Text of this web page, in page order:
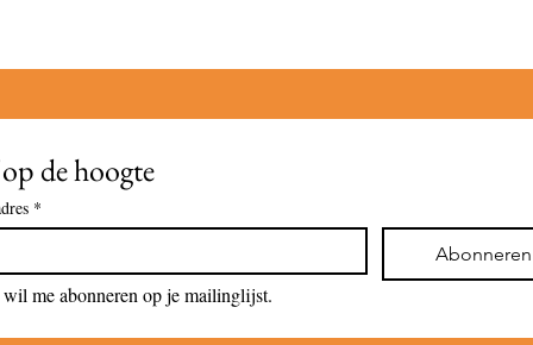
de hoogte
*
Abonneren
me abonneren op je mailinglijst.